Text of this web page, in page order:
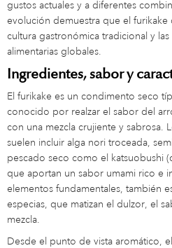
gustos actuales y a diferentes
evolución demuestra que el
cultura gastronómica tradicional y
alimentarias globales.
Ingredientes, sabor y
El furikake es un condimento seco
conocido por realzar el sabor del
con una mezcla crujiente y sabrosa.
suelen incluir alga nori troceada,
pescado seco como el katsuobushi
que aportan un sabor umami rico e
elementos fundamentales, también
especias, que matizan el dulzor, el
mezcla.
Desde el punto de vista aromático,